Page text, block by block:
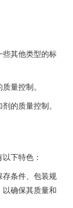
些其他类型的标
量控制。
的质量控制。
下特色：
存条件、包装规
以确保其质量和